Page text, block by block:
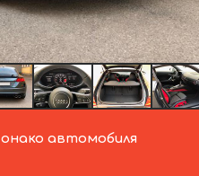
автомобиля